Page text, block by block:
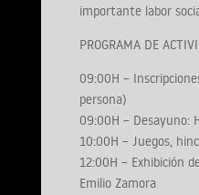
importante labor
PROGRAMA DE
09:00H –
persona)
09:00H – Desayuno:
10:00H – Juegos,
12:00H – Exhibición
Emilio Zamora